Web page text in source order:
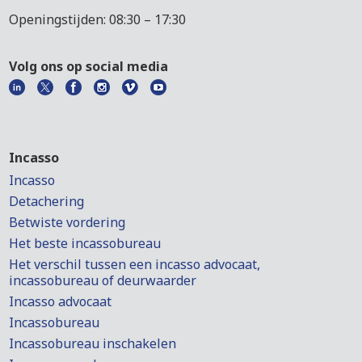
Openingstijden: 08:30 – 17:30
Volg ons op social media
Incasso
Incasso
Detachering
Betwiste vordering
Het beste incassobureau
Het verschil tussen een incasso advocaat,
incassobureau of deurwaarder
Incasso advocaat
Incassobureau
Incassobureau inschakelen